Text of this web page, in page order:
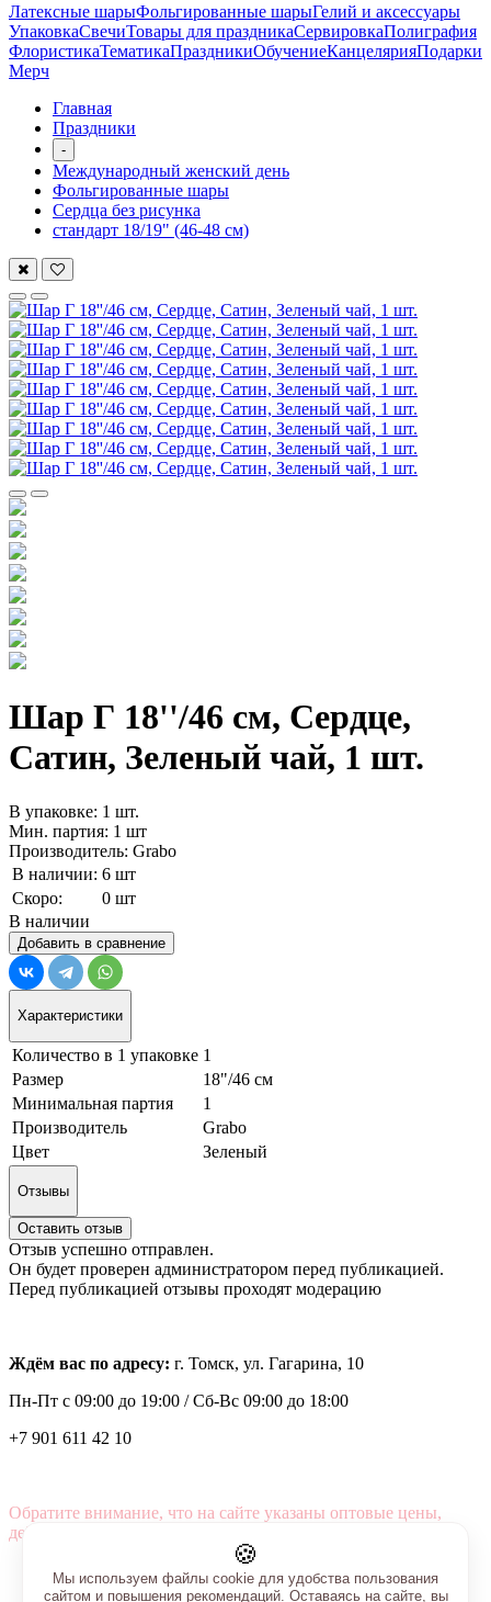
Латексные шарыФольгированные шарыГелий и аксессуары
УпаковкаСвечиТовары для праздникаСервировкаПолиграфия
ФлористикаТематикаПраздникиОбучениеКанцелярияПодарки
Мерч
Главная
Праздники
-
Международный женский день
Фольгированные шары
Сердца без рисунка
стандарт 18/19" (46-48 см)
Шар Г 18''/46 см, Сердце,
Сатин, Зеленый чай, 1 шт.
В упаковке: 1 шт.
Мин. партия: 1 шт
Производитель: Grabo
В наличии: 6 шт
Скоро:
0 шт
В наличии
Добавить в сравнение
Характеристики
Количество в 1 упаковке 1
Размер
18"/46 см
Минимальная партия
1
Производитель
Grabo
Цвет
Зеленый
Отзывы
Оставить отзыв
Отзыв успешно отправлен.
Он будет проверен администратором перед публикацией.
Перед публикацией отзывы проходят модерацию
Ждём вас по адресу: г. Томск, ул. Гагарина, 10
Пн-Пт с 09:00 до 19:00 /Сб-Вс 09:00 до 18:00
+7 901 611 42 10
Обратите внимание, что на сайте указаны оптовые цены,
действующие при первом заказе от 3000 рублей.
🍪
Мы используем файлы cookie для удобства пользования
сайтом и повышения рекомендаций. Оставаясь на сайте, вы